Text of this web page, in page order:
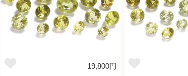
19,800円